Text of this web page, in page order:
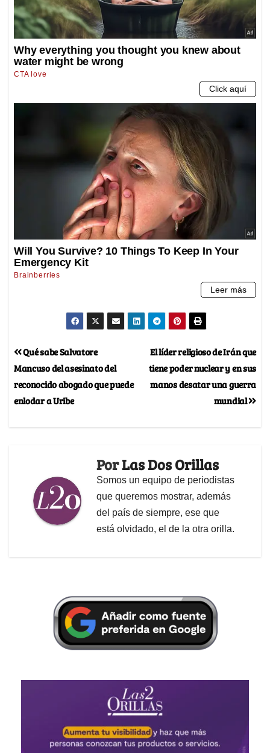
El líder religioso de Irán que
tiene poder nuclear y en sus
manos desatar una guerra
mundial
Qué sabe Salvatore
Mancuso del asesinato del
reconocido abogado que puede
enlodar a Uribe
PorLas Dos Orillas
Somos un equipo de periodistas
que queremos mostrar, además
del país de siempre, ese que
está olvidado, el de la otra orilla.